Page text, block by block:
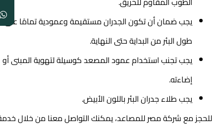
يجب ضمان أن تكون الجدران مستقيمة وعمودية تمامًا على
طول البئر من البداية حتى النهاية.
يجب تجنب استخدام عمود المصعد كوسيلة لتهوية المبنى أو
إضاءته.
يجب طلاء جدران البئر باللون الأبيض.
للحجز مع شركة مصر للمصاعد، يمكنك التواصل معنا من خلال خدمة